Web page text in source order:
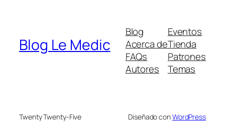
Blog Le Medic
Blog
Acerca de
FAQs
Autores
Eventos
Tienda
Patrones
Temas
Twenty Twenty-Five Diseñado conWordPress